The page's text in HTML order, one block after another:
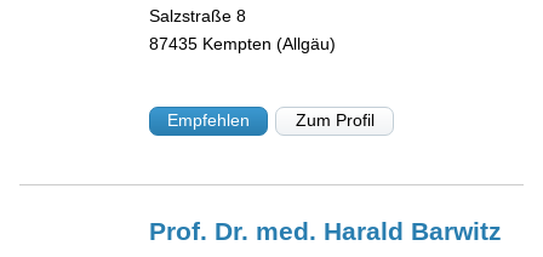
Salzstraße 8
87435 Kempten (Allgäu)
Empfehlen Zum Profil
Prof. Dr. med. Harald Barwitz